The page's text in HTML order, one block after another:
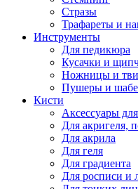
Стразы
Трафареты и
Инструменты
Для педикюра
Кусачки и
Ножницы и
Пушеры и
Кисти
Аксессуары
Для акригеля,
Для акрила
Для геля
Для градиента
Для росписи и